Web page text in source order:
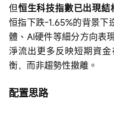
但恒生科技指數已出現結
恒指下跌-1.65%的背景下
體、AI硬件等細分方向表
淨流出更多反映短期資
衡，而非趨勢性撤離。
配置思路